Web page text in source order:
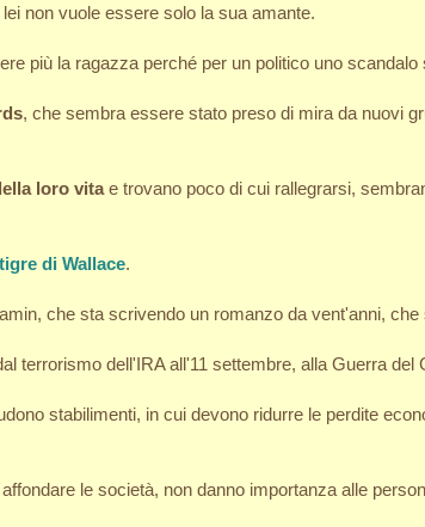
non vuole essere solo la sua amante.
più la ragazza perché per un politico uno
, che sembra essere stato preso di mira da nuovi
loro vitae trovano poco di cui rallegrarsi,
di Wallace.
che sta scrivendo un romanzo da vent'anni,
terrorismo dell'IRA all'11 settembre, alla Guerra
stabilimenti, in cui devono ridurre le perdite
le società, non danno importanza alle